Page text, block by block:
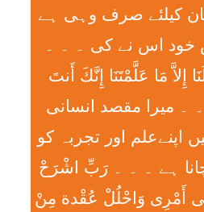
کیلئے صرف وہی ہے
اس نے کی ۔ ۔ ۔
إِلاَّ مَا عَلَّمْتَنَا إِنَّكَ أَنتَ
۔ ۔ ميرا مقصد انسانی
اپنےعلم اور تجربہ کو
ہے ۔ ۔ ۔ رَبِّ اشْرَحْ
أَمْرِی وَاحْلُلْ عُقْدة مِنْ